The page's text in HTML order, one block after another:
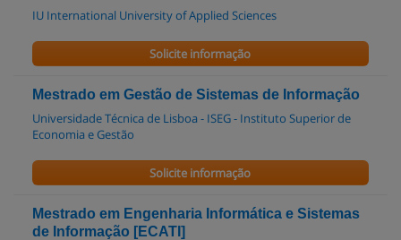
IU International University of Applied Sciences
Solicite informação
Mestrado em Gestão de Sistemas de Informação
Universidade Técnica de Lisboa - ISEG - Instituto Superior de
Economia e Gestão
Solicite informação
Mestrado em Engenharia Informática e Sistemas
de Informação [ECATI]